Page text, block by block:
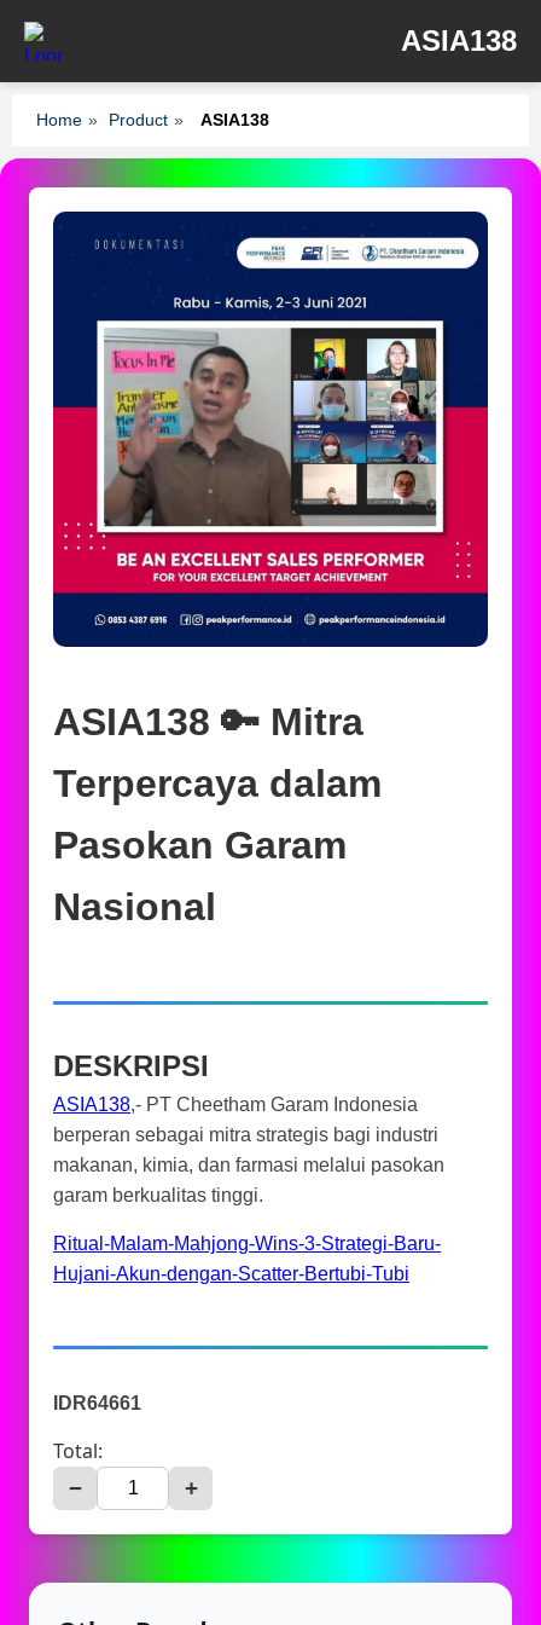
ASIA138
Home » Product » ASIA138
ASIA138 🔑 Mitra
Terpercaya dalam
Pasokan Garam
Nasional
DESKRIPSI
ASIA138,- PT Cheetham Garam Indonesia
berperan sebagai mitra strategis bagi industri
makanan, kimia, dan farmasi melalui pasokan
garam berkualitas tinggi.
Ritual-Malam-Mahjong-Wins-3-Strategi-Baru-
Hujani-Akun-dengan-Scatter-Bertubi-Tubi
IDR64661
Total:
− +